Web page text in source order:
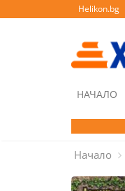
Helikon.bg
НАЧАЛО
Начало